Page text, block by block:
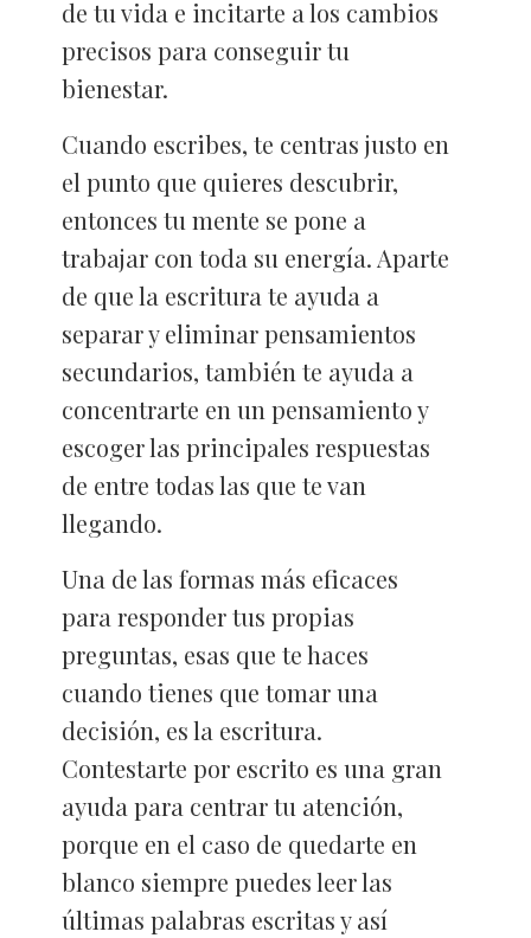
de tu vida e incitarte a los cambios
precisos para conseguir tu
bienestar.
Cuando escribes, te centras justo en
el punto que quieres descubrir,
entonces tu mente se pone a
trabajar con toda su energía. Aparte
de que la escritura te ayuda a
separar y eliminar pensamientos
secundarios, también te ayuda a
concentrarte en un pensamiento y
escoger las principales respuestas
de entre todas las que te van
llegando.
Una de las formas más eficaces
para responder tus propias
preguntas, esas que te haces
cuando tienes que tomar una
decisión, es la escritura.
Contestarte por escrito es una gran
ayuda para centrar tu atención,
porque en el caso de quedarte en
blanco siempre puedes leer las
últimas palabras escritas y así